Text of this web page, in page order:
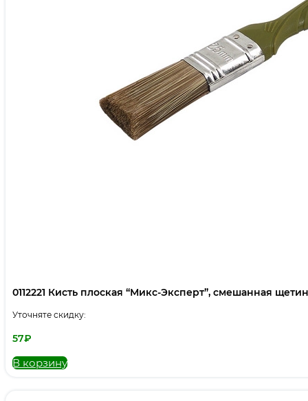
0112221 Кисть плоская “Микс-Эксперт”, смешанная
Уточняте скидку:
57₽
В корзину